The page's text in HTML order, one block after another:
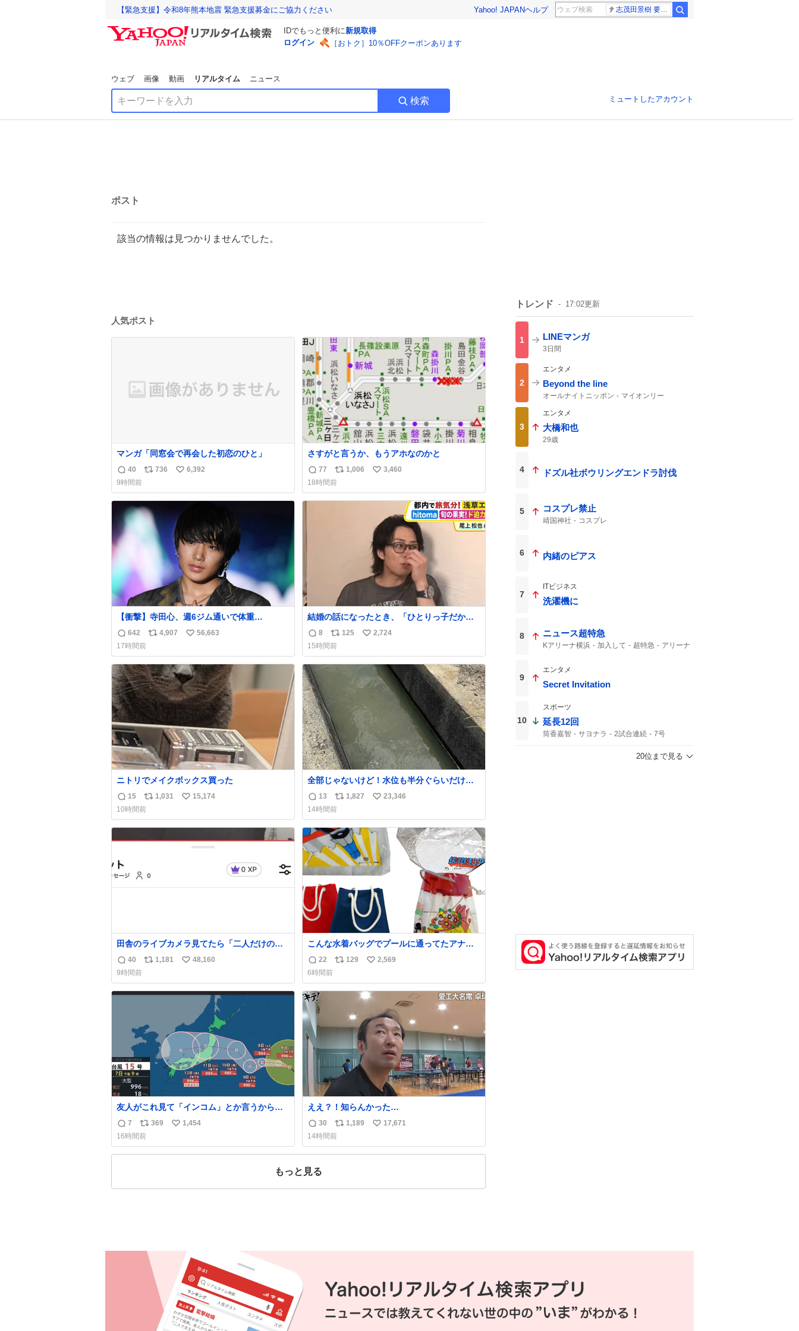
【緊急支援】令和8年熊本地震 緊急支援募金にご協力ください Yahoo! JAPANヘルプ 志茂田景樹 要介護5
IDでもっと便利に新規取得
ログイン
［おトク］10％OFFクーポンあります
ウェブ 画像 動画 リアルタイム ニュース
検索 ミュートしたアカウント
ポスト
該当の情報は見つかりませんでした。
人気ポスト
マンガ「同窓会で再会した初恋のひと」
返
信
数
40
リ
ス
ト
736
い
ね
数
6,392
9時間前
さすがと言うか、もうアホなのかと
返
信
数
77
リ
ポ
ス
1,006
い
ね
3,460
18時間前
【衝撃】寺田心、週6ジム通いで体重
62kg→82kgに 110kgのベンチプレス持ち上
げる姿披露
news.livedoor.com/article/detail… 元々自重
のみだったが、更に筋肉を大きくするためジ
ム通いを開始。筋肉増量のためおにぎり10
個、ゼリー飲料3～4本、パスタと毎日4千kcal
オーバーの食事を摂取し、増量したという。
返
信
数
642
リ
ス
ト
数
4,907
い
ね
数
56,663
17時間前
結婚の話になったとき、「ひとりっ子だから
僕が諦めた瞬間に一族が潰える」「死ぬとき1
人とか嫌」だから結婚願望は"ある"って答え
たものの、結局「（結婚は）向いてねぇのか
もしれない」で締める北山くん、きっといろ
いろ考えて言葉を選んで、まるく収めてくれ
たんだなと思った
返
信
数
8
リ
ポ
ス
125
い
ね
数
2,724
15時間前
ニトリでメイクボックス買った
返
信
数
15
リ
ポ
ス
ト
1,031
い
ね
数
15,174
10時間前
全部じゃないけど！水位も半分ぐらいだけ
ど！水が来はじめたよ！！！ 作業してくれた
方々ありがとーーー
ー！！！！！！！！！！！！！！！！！！！
！！！！！！！
返
信
数
13
リ
ポ
ス
ト
数
1,827
い
ね
数
23,346
14時間前
田舎のライブカメラ見てたら「二人だけの世
界」を発見した
返
信
数
40
リ
ス
1,181
い
ね
48,160
9時間前
こんな水着バッグでプールに通ってたアナ
タ、完全なる同世代（笑） #70年代 #80年
代 #昭和レトロ
返
信
数
22
リ
ス
129
い
ね
数
2,569
6時間前
友人がこれ見て「インコム」とか言うから、
もうそれにしか見えなくなっちゃった。
返
信
数
7
リ
ポ
ス
369
い
ね
1,454
16時間前
ええ？！知らんかった…
返
信
数
30
リ
ポ
ス
1,189
い
ね
17,671
14時間前
もっと見る
トレンド 17:02更新
1 LINEマンガ
3日間
2
エンタメ
Beyond the line
オールナイトニッポン
マイオンリー
3
エンタメ
大橋和也
29歳
4 ドズル社ボウリングエンドラ討伐
5 コスプレ禁止
靖国神社 コスプレ
6 内緒のピアス
7
ITビジネス
洗濯機に
8 ニュース超特急
Kアリーナ横浜 加入して 超特急
アリーナ
9
エンタメ
Secret Invitation
10
スポーツ
延長12回
筒香嘉智 サヨナラ 2試合連続
7号
20位まで見る